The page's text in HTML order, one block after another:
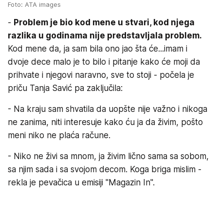
Foto: ATA images
- Problem je bio kod mene u stvari, kod njega
razlika u godinama nije predstavljala problem.
Kod mene da, ja sam bila ono jao šta će...imam i
dvoje dece malo je to bilo i pitanje kako će moji da
prihvate i njegovi naravno, sve to stoji - počela je
priču Tanja Savić pa zaključila:
- Na kraju sam shvatila da uopšte nije važno i nikoga
ne zanima, niti interesuje kako ću ja da živim, pošto
meni niko ne plaća račune.
- Niko ne živi sa mnom, ja živim lično sama sa sobom,
sa njim sada i sa svojom decom. Koga briga mislim -
rekla je pevačica u emisiji "Magazin In".